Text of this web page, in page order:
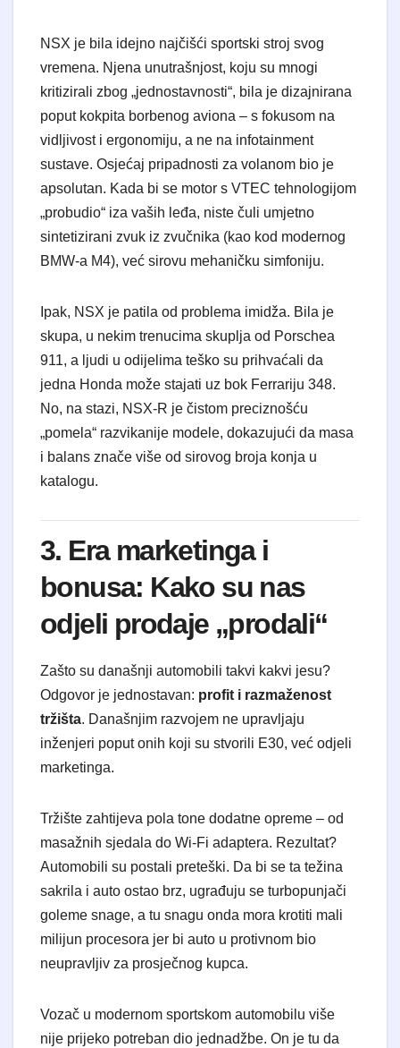
NSX je bila idejno najčišći sportski stroj svog
vremena. Njena unutrašnjost, koju su mnogi
kritizirali zbog „jednostavnosti“, bila je dizajnirana
poput kokpita borbenog aviona – s fokusom na
vidljivost i ergonomiju, a ne na infotainment
sustave. Osjećaj pripadnosti za volanom bio je
apsolutan. Kada bi se motor s VTEC tehnologijom
„probudio“ iza vaših leđa, niste čuli umjetno
sintetizirani zvuk iz zvučnika (kao kod modernog
BMW-a M4), već sirovu mehaničku simfoniju.
Ipak, NSX je patila od problema imidža. Bila je
skupa, u nekim trenucima skuplja od Porschea
911, a ljudi u odijelima teško su prihvaćali da
jedna Honda može stajati uz bok Ferrariju 348.
No, na stazi, NSX-R je čistom preciznošću
„pomela“ razvikanije modele, dokazujući da masa
i balans znače više od sirovog broja konja u
katalogu.
3. Era marketinga i
bonusa: Kako su nas
odjeli prodaje „prodali“
Zašto su današnji automobili takvi kakvi jesu?
Odgovor je jednostavan: profit i razmaženost
tržišta. Današnjim razvojem ne upravljaju
inženjeri poput onih koji su stvorili E30, već odjeli
marketinga.
Tržište zahtijeva pola tone dodatne opreme – od
masažnih sjedala do Wi-Fi adaptera. Rezultat?
Automobili su postali preteški. Da bi se ta težina
sakrila i auto ostao brz, ugrađuju se turbopunjači
goleme snage, a tu snagu onda mora krotiti mali
milijun procesora jer bi auto u protivnom bio
neupravljiv za prosječnog kupca.
Vozač u modernom sportskom automobilu više
nije prijeko potreban dio jednadžbe. On je tu da